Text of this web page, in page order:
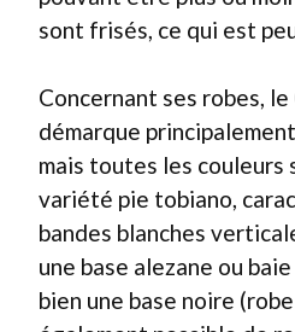
sont frisés, ce qui est
Concernant ses robes,
démarque
mais toutes les couleurs
variété pie tobiano,
bandes blanches
une base alezane ou
bien une base noire